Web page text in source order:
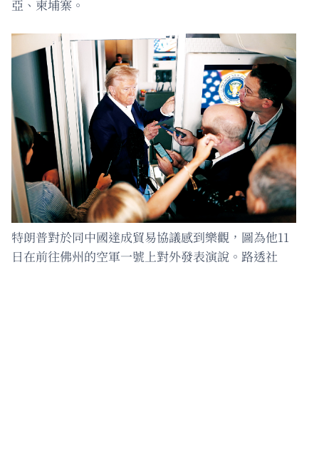
亞、柬埔寨。
特朗普對於同中國達成貿易協議感到樂觀，圖為他11
日在前往佛州的空軍一號上對外發表演說。路透社